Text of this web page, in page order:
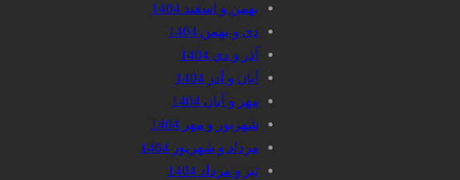
بهمن و اسفند 1404
دی و بهمن 1404
آذر و دی 1404
آبان و آذر 1404
مهر و آبان 1404
شهریور و مهر 1404
مرداد و شهریور 1404
تیر و مرداد 1404